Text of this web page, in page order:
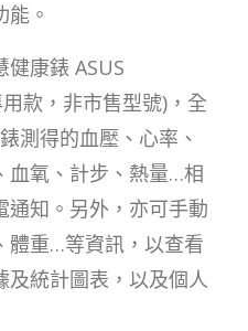
。
康錶 ASUS
款，非市售型號)，全
測得的血壓、心率、
血氧、計步、熱量…相
通知。另外，亦可手動
體重…等資訊，以查看
統計圖表，以及個人